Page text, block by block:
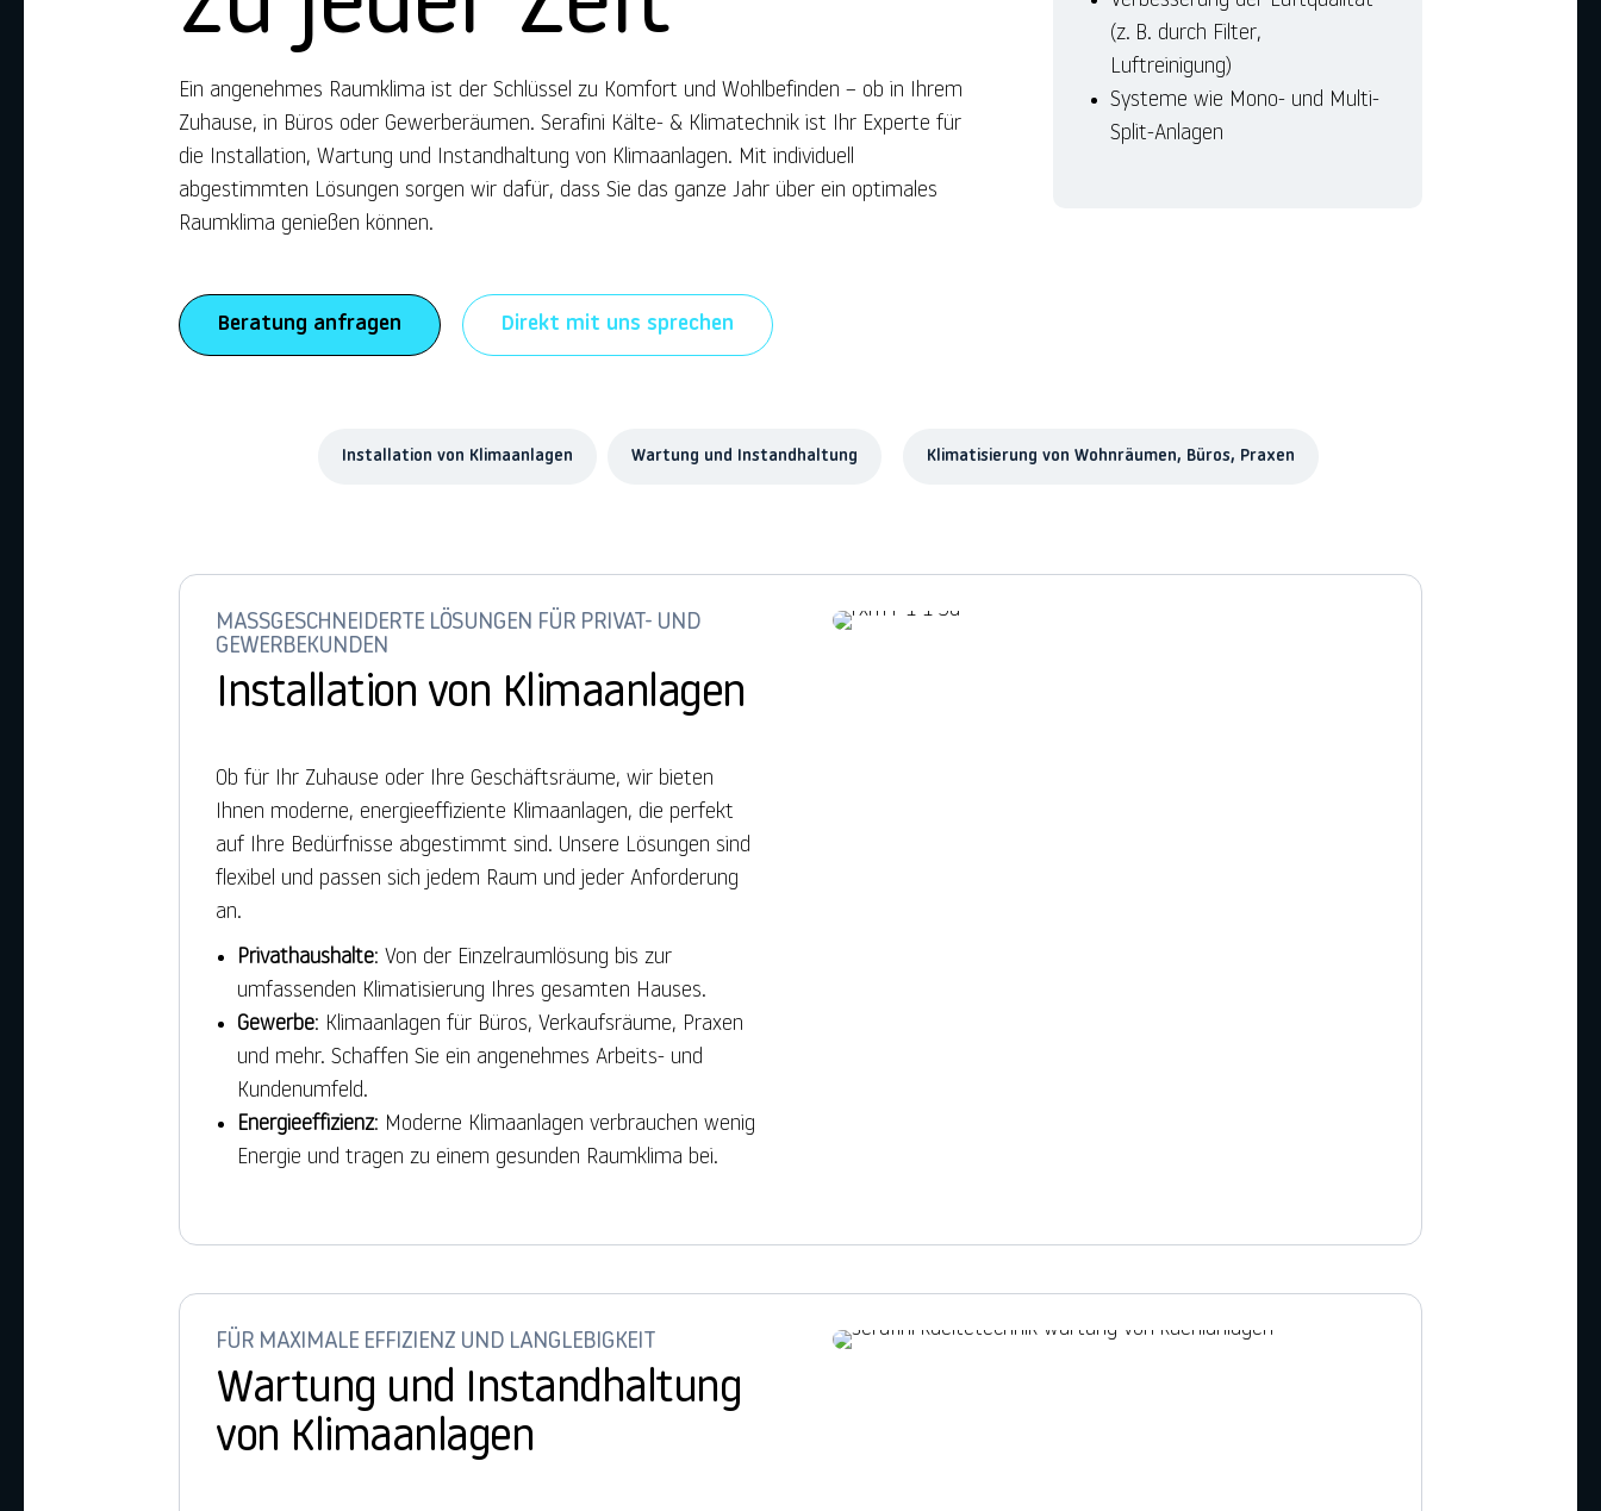
Ein angenehmes Raumklima ist der Schlüssel zu Komfort und Wohlbefinden – ob in Ihrem
Zuhause, in Büros oder Gewerberäumen. Serafini Kälte- & Klimatechnik ist Ihr Experte für
die Installation, Wartung und Instandhaltung von Klimaanlagen. Mit individuell
abgestimmten Lösungen sorgen wir dafür, dass Sie das ganze Jahr über ein optimales
Raumklima genießen können.
Beratung anfragen Direkt mit uns sprechen
(z. B. durch Filter,
Luftreinigung)
Systeme wie Mono- und Multi-
Split-Anlagen
Installation von Klimaanlagen Wartung und Instandhaltung Klimatisierung von Wohnräumen, Büros, Praxen
MASSGESCHNEIDERTE LÖSUNGEN FÜR PRIVAT- UND G
EWERBEKUNDEN
Installation von Klimaanlagen
Ob für Ihr Zuhause oder Ihre Geschäftsräume, wir bieten
Ihnen moderne, energieeffiziente Klimaanlagen, die perfekt
auf Ihre Bedürfnisse abgestimmt sind. Unsere Lösungen sind
flexibel und passen sich jedem Raum und jeder Anforderung
an.
Privathaushalte: Von der Einzelraumlösung bis zur
umfassenden Klimatisierung Ihres gesamten Hauses.
Gewerbe: Klimaanlagen für Büros, Verkaufsräume, Praxen
und mehr. Schaffen Sie ein angenehmes Arbeits- und
Kundenumfeld.
Energieeffizienz: Moderne Klimaanlagen verbrauchen wenig
Energie und tragen zu einem gesunden Raumklima bei.
FÜR MAXIMALE EFFIZIENZ UND LANGLEBIGKEIT
Wartung und Instandhaltung
von Klimaanlagen